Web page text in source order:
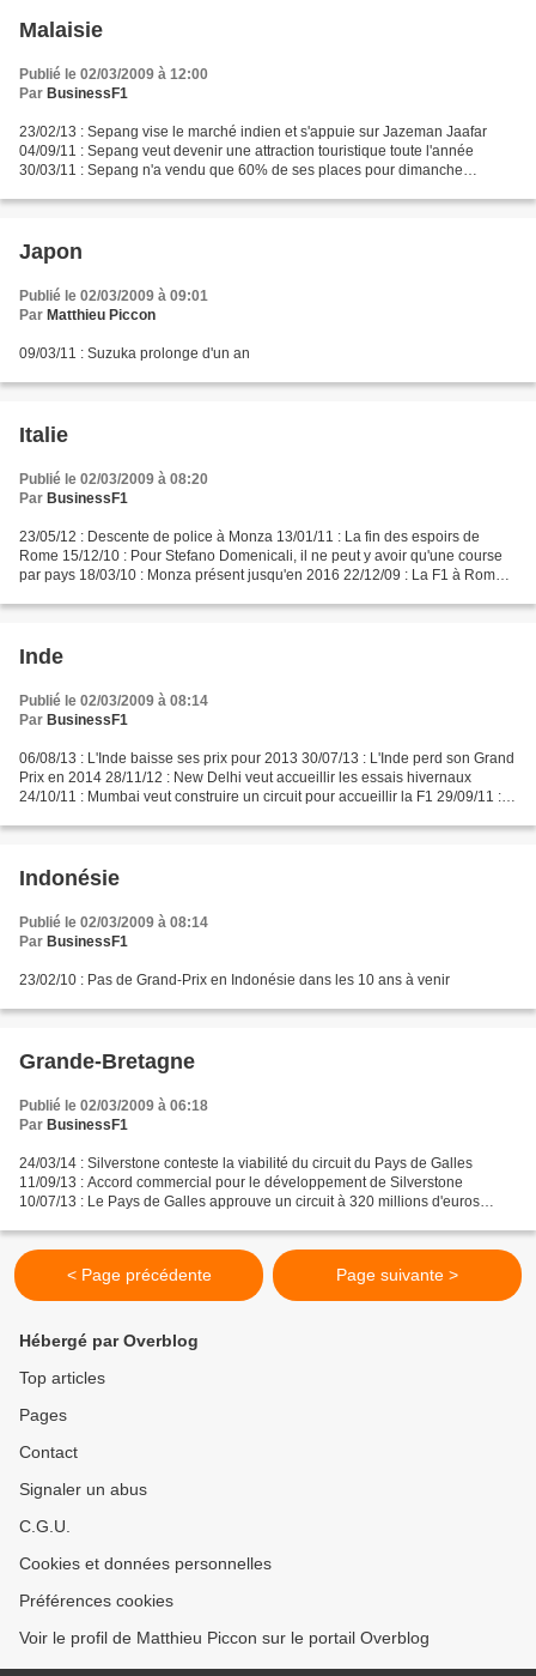
Malaisie
Publié le 02/03/2009 à 12:00
Par BusinessF1
23/02/13 : Sepang vise le marché indien et s'appuie sur Jazeman Jaafar
04/09/11 : Sepang veut devenir une attraction touristique toute l'année
30/03/11 : Sepang n'a vendu que 60% de ses places pour dimanche
Japon
Publié le 02/03/2009 à 09:01
Par Matthieu Piccon
09/03/11 : Suzuka prolonge d'un an
Italie
Publié le 02/03/2009 à 08:20
Par BusinessF1
23/05/12 : Descente de police à Monza 13/01/11 : La fin des espoirs de
Rome 15/12/10 : Pour Stefano Domenicali, il ne peut y avoir qu'une course
par pays 18/03/10 : Monza présent jusqu'en 2016 22/12/09 : La F1 à Rome
Inde
Publié le 02/03/2009 à 08:14
Par BusinessF1
06/08/13 : L'Inde baisse ses prix pour 2013 30/07/13 : L'Inde perd son Grand
Prix en 2014 28/11/12 : New Delhi veut accueillir les essais hivernaux
24/10/11 : Mumbai veut construire un circuit pour accueillir la F1 29/09/11 :
Indonésie
Publié le 02/03/2009 à 08:14
Par BusinessF1
23/02/10 : Pas de Grand-Prix en Indonésie dans les 10 ans à venir
Grande-Bretagne
Publié le 02/03/2009 à 06:18
Par BusinessF1
24/03/14 : Silverstone conteste la viabilité du circuit du Pays de Galles
11/09/13 : Accord commercial pour le développement de Silverstone
10/07/13 : Le Pays de Galles approuve un circuit à 320 millions d'euros
< Page précédente Page suivante >
Hébergé par Overblog
Top articles
Pages
Contact
Signaler un abus
C.G.U.
Cookies et données personnelles
Préférences cookies
Voir le profil de Matthieu Piccon sur le portail Overblog